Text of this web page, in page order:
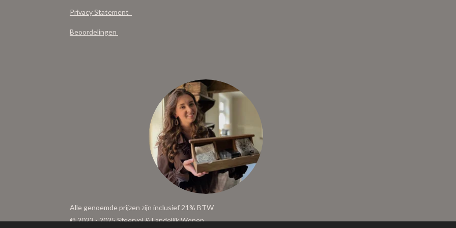
Privacy Statement
Beoordelingen
Alle genoemde prijzen zijn inclusief 21% BTW
© 2023 - 2025 Sfeervol & Landelijk Wonen